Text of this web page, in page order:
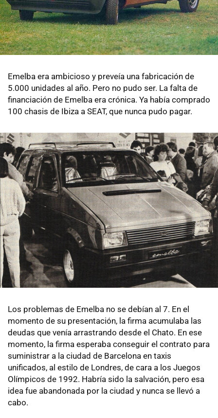
Emelba era ambicioso y preveía una fabricación de
5.000 unidades al año. Pero no pudo ser. La falta de
financiación de Emelba era crónica. Ya había comprado
100 chasis de Ibiza a SEAT, que nunca pudo pagar.
Los problemas de Emelba no se debían al 7. En el
momento de su presentación, la firma acumulaba las
deudas que venía arrastrando desde el Chato. En ese
momento, la firma esperaba conseguir el contrato para
suministrar a la ciudad de Barcelona en taxis
unificados, al estilo de Londres, de cara a los Juegos
Olímpicos de 1992. Habría sido la salvación, pero esa
idea fue abandonada por la ciudad y nunca se llevó a
cabo.